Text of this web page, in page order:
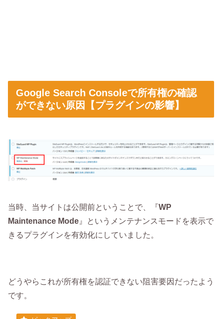
Google Search Consoleで所有権の確認
ができない原因【プラグインの影響】
当時、当サイトは公開前ということで、『WP
Maintenance Mode 』というメンテナンスモードを表示で
きるプラグインを有効化にしていました。
どうやらこれが所有権を認証できない阻害要因だったよう
です。